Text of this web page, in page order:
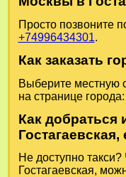
Просто позвоните
+74996434301.
Как заказать
Выберите местную
на странице города:
Как добраться
Гостагаевская,
Не доступно
Гостагаевская,